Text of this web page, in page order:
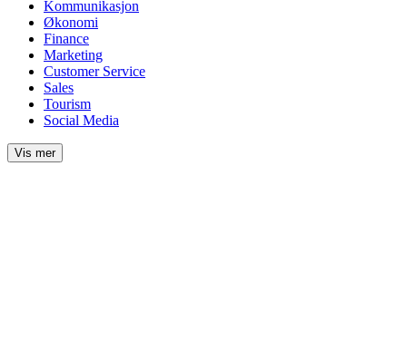
Kommunikasjon
Økonomi
Finance
Marketing
Customer Service
Sales
Tourism
Social Media
Vis mer